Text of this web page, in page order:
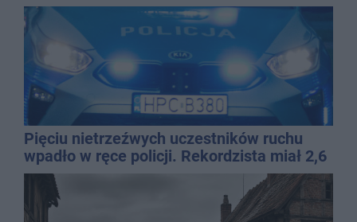
Pięciu nietrzeźwych uczestników ruchu
wpadło w ręce policji. Rekordzista miał 2,6
promila